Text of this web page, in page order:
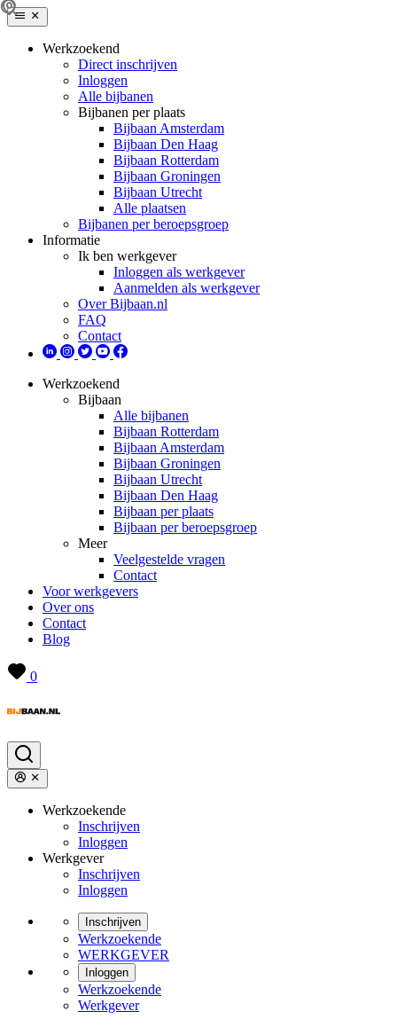
Werkzoekend
Direct inschrijven
Inloggen
Alle bijbanen
Bijbanen per plaats
Bijbaan Amsterdam
Bijbaan Den Haag
Bijbaan Rotterdam
Bijbaan Groningen
Bijbaan Utrecht
Alle plaatsen
Bijbanen per beroepsgroep
Informatie
Ik ben werkgever
Inloggen als werkgever
Aanmelden als werkgever
Over Bijbaan.nl
FAQ
Contact
Werkzoekend
Bijbaan
Alle bijbanen
Bijbaan Rotterdam
Bijbaan Amsterdam
Bijbaan Groningen
Bijbaan Utrecht
Bijbaan Den Haag
Bijbaan per plaats
Bijbaan per beroepsgroep
Meer
Veelgestelde vragen
Contact
Voor werkgevers
Over ons
Contact
Blog
0
Werkzoekende
Inschrijven
Inloggen
Werkgever
Inschrijven
Inloggen
Inschrijven
Werkzoekende
WERKGEVER
Inloggen
Werkzoekende
Werkgever